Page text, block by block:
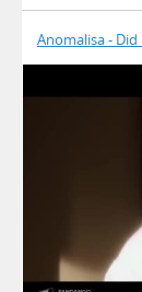
Anomalisa -